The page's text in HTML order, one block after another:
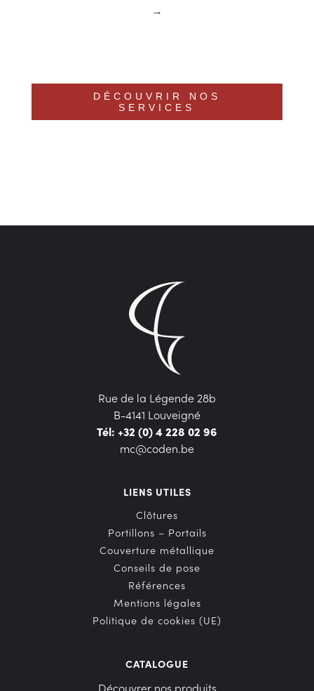
DÉCOUVRIR NOS
SERVICES
Rue de la Légende 28b
B-4141 Louveigné
Tél: +32 (0) 4 228 02 96
mc@coden.be
LIENS UTILES
Clôtures
Portillons – Portails
Couverture métallique
Conseils de pose
Références
Mentions légales
Politique de cookies (UE)
CATALOGUE
Découvrer nos produits